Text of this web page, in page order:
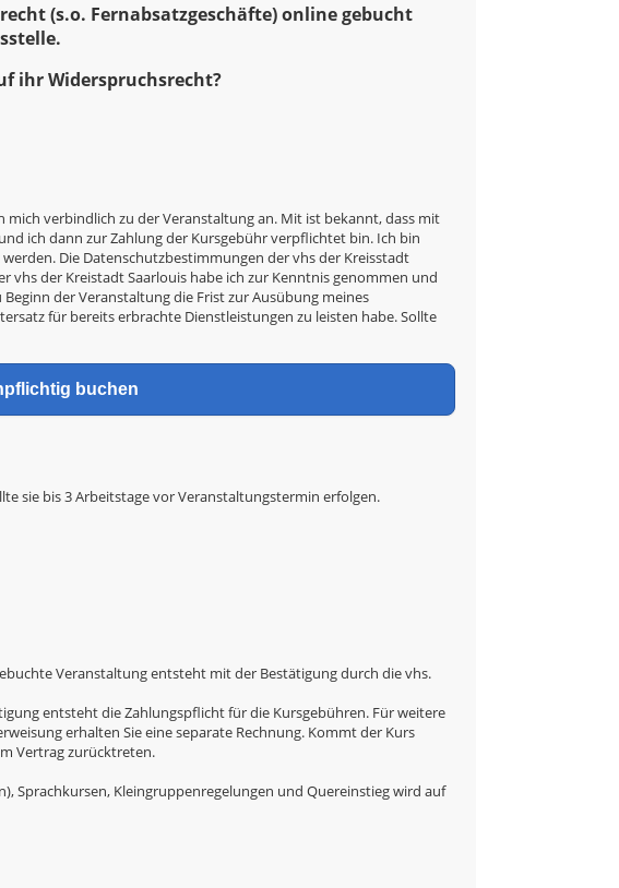
(s.o. Fernabsatzgeschäfte) online gebucht
ihr Widerspruchsrecht?
mich verbindlich zu der Veranstaltung an. Mit ist bekannt, dass mit
ich dann zur Zahlung der Kursgebühr verpflichtet bin. Ich bin
Die Datenschutzbestimmungen der vhs der Kreisstadt
vhs der Kreistadt Saarlouis habe ich zur Kenntnis genommen und
der Veranstaltung die Frist zur Ausübung meines
für bereits erbrachte Dienstleistungen zu leisten habe. Sollte
sie bis 3 Arbeitstage vor Veranstaltungstermin erfolgen.
Veranstaltung entsteht mit der Bestätigung durch die vhs.
entsteht die Zahlungspflicht für die Kursgebühren. Für weitere
erhalten Sie eine separate Rechnung. Kommt der Kurs
Vertrag zurücktreten.
Sprachkursen, Kleingruppenregelungen und Quereinstieg wird auf